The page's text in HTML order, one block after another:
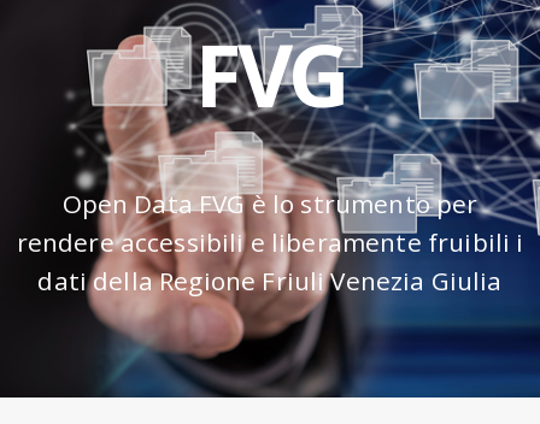
FVG
Open Data FVG è lo strumento per
rendere accessibili e liberamente fruibili i
dati della Regione Friuli Venezia Giulia